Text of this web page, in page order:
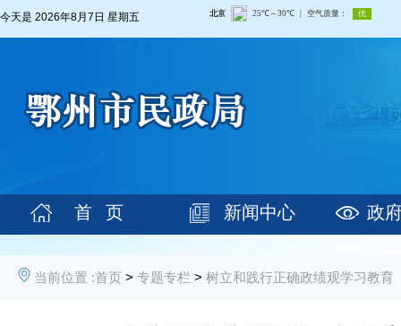
今天是 2026年8月7日 星期五
首 页 新闻中心 政
当前位置 :首页 > 专题专栏 > 树立和践行正确政绩观学习教育